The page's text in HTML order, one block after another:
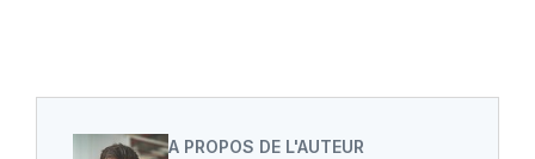
A PROPOS DE L'AUTEUR